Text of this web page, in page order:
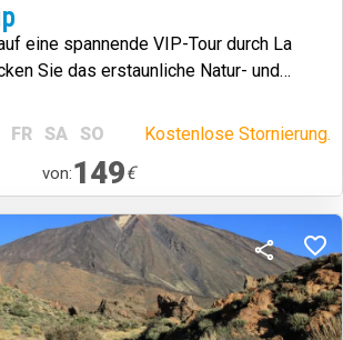
eine spannende VIP-Tour durch La
Sie das erstaunliche Natur- und
FR SA SO Kostenlose Stornierung.
von:149€